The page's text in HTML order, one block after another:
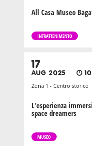
All Casa Museo
INTRATTENIMENTO
17
AUG 2025
Zona 1 - Centro storico
L'esperienza
space dreamers
MUSEO